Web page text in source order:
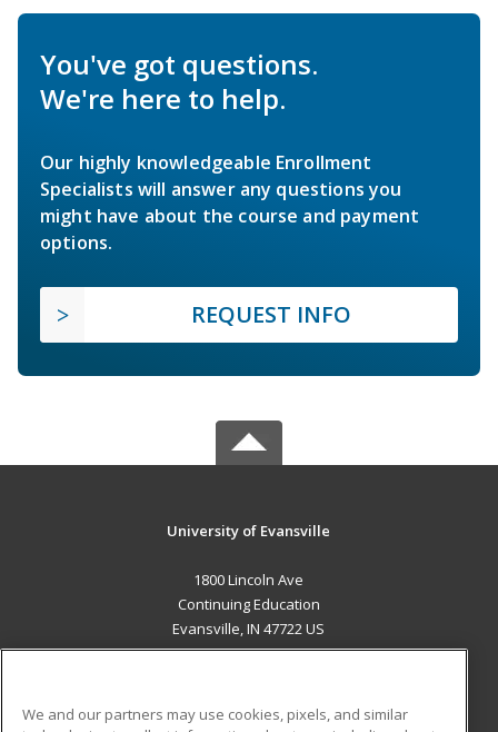
You've got questions.
We're here to help.
Our highly knowledgeable Enrollment
Specialists will answer any questions you
might have about the course and payment
options.
REQUEST INFO
University of Evansville
1800 Lincoln Ave
Continuing Education
Evansville, IN 47722 US
We and our partners may use cookies, pixels, and similar